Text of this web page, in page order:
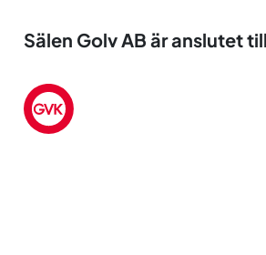
Sälen Golv AB är anslutet